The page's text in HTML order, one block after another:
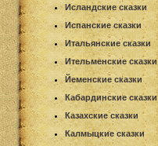
Исландские сказки
Испанские сказки
Итальянские сказки
Ительменские сказки
Йеменские сказки
Кабардинские сказки
Казахские сказки
Калмыцкие сказки